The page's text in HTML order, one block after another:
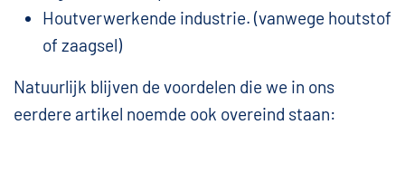
Houtverwerkende industrie. (vanwege houtstof
of zaagsel)
Natuurlijk blijven de voordelen die we in ons
eerdere artikel noemde ook overeind staan: